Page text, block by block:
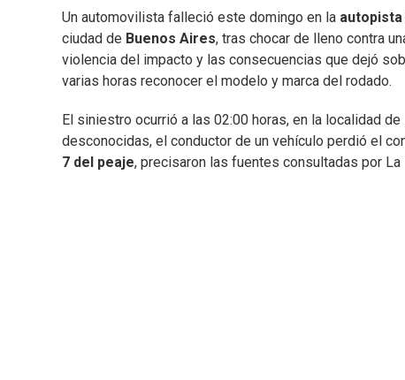
Un automovilista falleció este domingo en la
ciudad de Buenos Aires, tras chocar de lleno contra
violencia del impacto y las consecuencias que dejó
varias horas reconocer el modelo y marca del rodado.
El siniestro ocurrió a las 02:00 horas, en la localidad
desconocidas, el conductor de un vehículo perdió el
7 del peaje, precisaron las fuentes consultadas por La